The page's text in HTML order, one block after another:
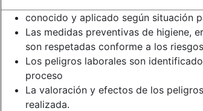
conocido y aplicado según situación
Las medidas preventivas de higiene,
son respetadas conforme a los
Los peligros laborales son
proceso
La valoración y efectos de los
realizada.